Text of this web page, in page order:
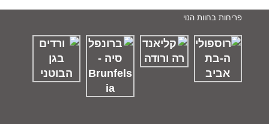
פריחות בחוות הנוי